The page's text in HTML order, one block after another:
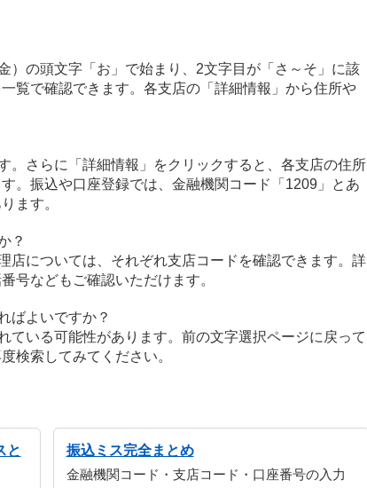
）の頭文字「お」で始まり、2文字目が「さ～そ」に該
覧で確認できます。各支店の「詳細情報」から住所や
。さらに「詳細情報」をクリックすると、各支店の住所
。振込や口座登録では、金融機関コード「1209」とあ
ます。
？
店については、それぞれ支店コードを確認できます。詳
号などもご確認いただけます。
ばよいですか？
ている可能性があります。前の文字選択ページに戻って
検索してみてください。
と
振込ミス完全まとめ
金融機関コード・支店コード・口座番号の入力